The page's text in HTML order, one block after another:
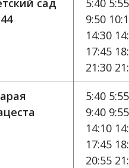
сад
5:40
9:50
14:30
17:45
21:30
5:40
9:40
14:10
17:45
20:55